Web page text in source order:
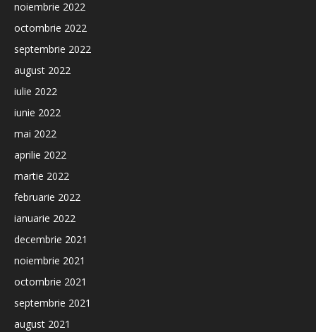
noiembrie 2022
octombrie 2022
septembrie 2022
august 2022
iulie 2022
iunie 2022
mai 2022
aprilie 2022
martie 2022
februarie 2022
ianuarie 2022
decembrie 2021
noiembrie 2021
octombrie 2021
septembrie 2021
august 2021